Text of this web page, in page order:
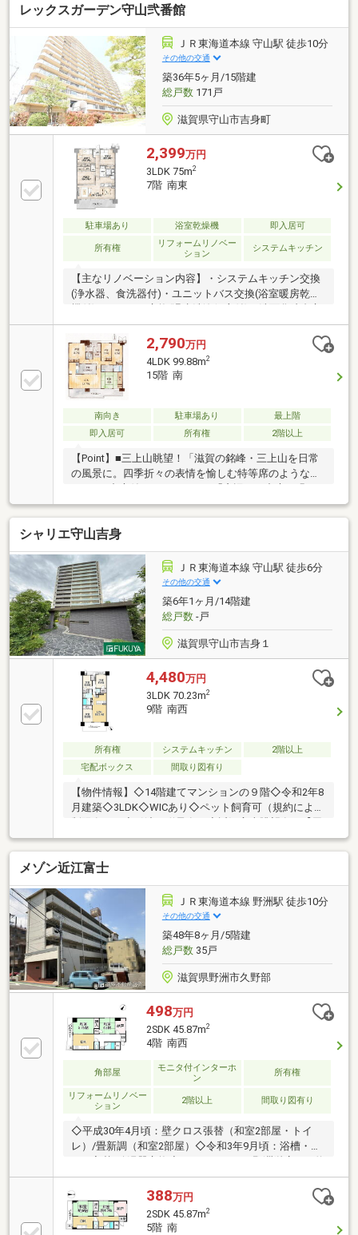
レックスガーデン守山弐番館
ＪＲ東海道本線 守山駅 徒歩10分
その他の交通
築36年5ヶ月/15階建
総戸数171戸
滋賀県守山市吉身町
2,399万円
3LDK 75m2
7階 南東
駐車場あり 浴室乾燥機 即入居可
所有権
リフォームリノベー
ション
システムキッチン
【主なリノベーション内容】・システムキッチン交換
(浄水器、食洗器付)・ユニットバス交換(浴室暖房乾燥
換(シャワーノズル付) ・建具交換・クロス、フロー
リング貼替 ・電気各種工事・ハウスクリーニング
他～空室につき即日のご案内も可能！～住宅ローンや
リフォームのご相談も承ります！
2,790万円
4LDK 99.88m2
15階 南
南向き 駐車場あり
最上階
即入居可
所有権 2階以上
【Point】■三上山眺望！「滋賀の銘峰・三上山を日常
の風景に。四季折々の表情を愉しむ特等席のような住
愉しむ心地よさ。自然の潤いを身近に感じる、癒やし
の住空間」■最上階部分です。「誰にも邪魔されな
い、最上階という贅沢。日々の喧騒を忘れさせる上質
なレジデンス」■高さを気にせず車種を選べる平面駐
車場「機械式の煩わしさとは無縁。荷物の出し入れや
雨の日の乗り降りも快適な平面駐車場」■守山駅徒歩
10分！新快速停車「守山」駅徒歩10分！京都・大阪へ
快適アクセス
シャリエ守山吉身
ＪＲ東海道本線 守山駅 徒歩6分
その他の交通
築6年1ヶ月/14階建
総戸数-戸
滋賀県守山市吉身１
4,480万円
3LDK 70.23m2
9階 南西
所有権 システムキッチン
2階以上
宅配ボックス
間取り図有り
【物件情報】◇14階建てマンションの９階◇令和2年8
月建築◇3LDK◇WICあり◇ペット飼育可（規約による
辺情報】◇守山市立吉身小学校まで約500ｍ◇守山市
立守山中学校まで約1250ｍ◇キリン堂守山梅田店まで
約60ｍ◇西友まで約450ｍ◇守山市役所まで約400ｍ
◇フレンドタウン守山まで約390ｍ◇ファミリーマー
ト 守山梅田町店まで約20ｍ【アクセス】◇東海道本線
守山駅まで徒歩6分◇東海道本線野洲駅まで徒歩40分
◇東海道本線栗東駅まで徒歩37分お気軽にお問い合わ
せください！！
メゾン近江富士
ＪＲ東海道本線 野洲駅 徒歩10分
その他の交通
築48年8ヶ月/5階建
総戸数35戸
滋賀県野洲市久野部
498万円
2SDK 45.87m2
4階 南西
角部屋
モニタ付インターホ
ン
所有権
リフォームリノベー
ション
2階以上 間取り図有り
◇平成30年4月頃：壁クロス張替（和室2部屋・トイ
レ）/畳新調（和室2部屋）◇令和3年9月頃：浴槽・ト
２４０ｍと買い物に便利な立地です◇角部屋◇お気軽
にお問い合わせください※駐車場の空き状況は都度確
認が必要です※売主の契約不適合責任免責※上下水道：
使用量0でも基本料金の支払い要（1892円/2か月分）
388万円
2SDK 45.87m2
5階 南